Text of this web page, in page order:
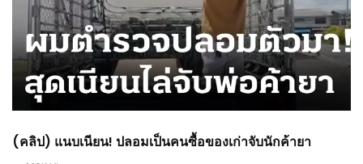
(คลิป) แนบเนียน! ปลอมเป็นคนซื้อของเก่าจับนักค้ายา